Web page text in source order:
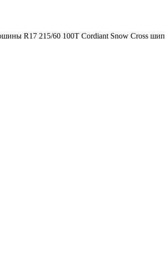
R17 215/60 100T Cordiant Snow Cross шип